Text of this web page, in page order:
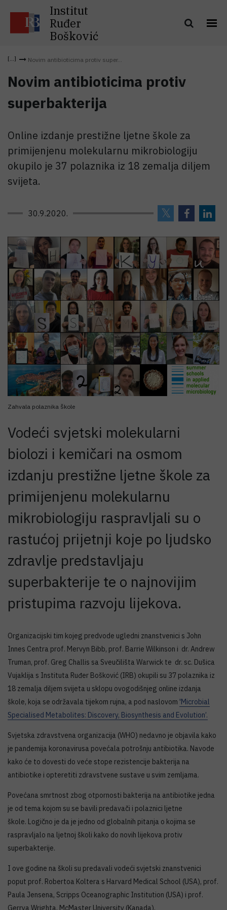
Institut
Ruđer
Bošković
Novim antibioticima protiv super...
Novim antibioticima protiv
superbakterija
Online izdanje prestižne ljetne škole za
primijenjenu molekularnu mikrobiologiju
okupilo je 37 polaznika iz 18 zemalja diljem
svijeta.
30.9.2020.
Zahvala polaznika škole
Vodeći svjetski molekularni
biolozi i kemičari na osmom
izdanju prestižne ljetne škole za
primijenjenu molekularnu
mikrobiologiju raspravljali su o
rastućoj prijetnji koje po ljudsko
zdravlje predstavljaju
superbakterije te o najnovijim
pristupima razvoju lijekova.
Organizacijski tim kojeg predvode ugledni znanstvenici s John
Innes Centra prof. Mervyn Bibb, prof. Barrie Wilkinson i dr. Andrew
Truman, prof. Greg Challis sa Sveučilišta Warwick te dr. sc. Dušica
Vujaklija s Instituta Ruđer Bošković (IRB) okupili su 37 polaznika iz
18 zemalja diljem svijeta u sklopu ovogodišnjeg online izdanja
škole, koja se održavala tijekom rujna, a pod naslovom 'Microbial
Specialised Metabolites: Discovery, Biosynthesis and Evolution’.
Svjetska zdravstvena organizacija (WHO) nedavno je objavila kako
je pandemija koronavirusa povećala potrošnju antibiotika. Navode
kako će to dovesti do veće stope rezistencije bakterija na
antibiotike i opteretiti zdravstvene sustave u svim zemljama.
Povećana smrtnost zbog otpornosti bakterija na antibiotike jedna
je od tema kojom su se bavili predavači i polaznici ljetne
škole. Logično je da je jedno od globalnih pitanja o kojima se
raspravljalo na ljetnoj školi kako do novih lijekova protiv
superbakterije.
I ove godine na školi su predavali vodeći svjetski znanstvenici
poput prof. Robertoa Koltera s Harvard Medical School (USA), prof.
Paula Jensena, Scripps Oceanographic Institution (USA) i prof.
Gerrya Wrighta, McMaster University (Kanada).